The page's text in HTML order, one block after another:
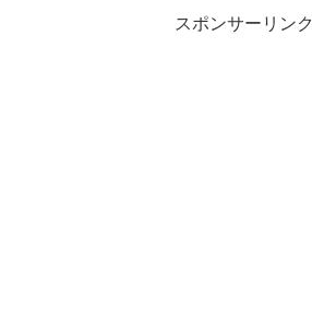
スポンサーリンク